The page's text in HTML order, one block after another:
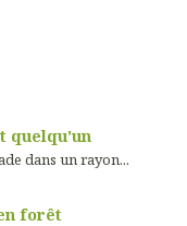
quelqu'un
dans un rayon...
forêt